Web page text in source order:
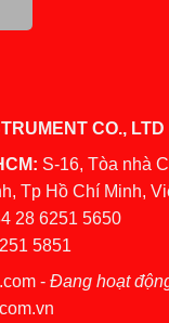
CO., LTD
S-16, Tòa nhà
Tp Hồ Chí Minh,
28 6251 5650
5851
- Đang hoạt